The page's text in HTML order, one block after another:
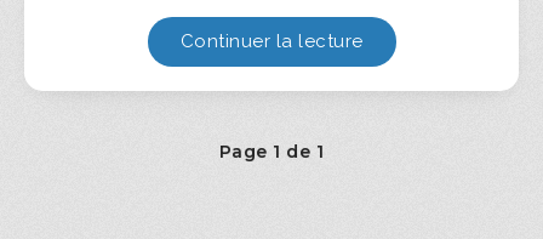
Continuer la lecture
Page 1 de 1